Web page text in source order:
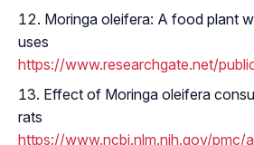
Moringa oleifera: A food plant
uses
https://www.researchgate.net/
Effect of Moringa oleifera
rats
https://www.ncbi.nlm.nih.gov/pmc/